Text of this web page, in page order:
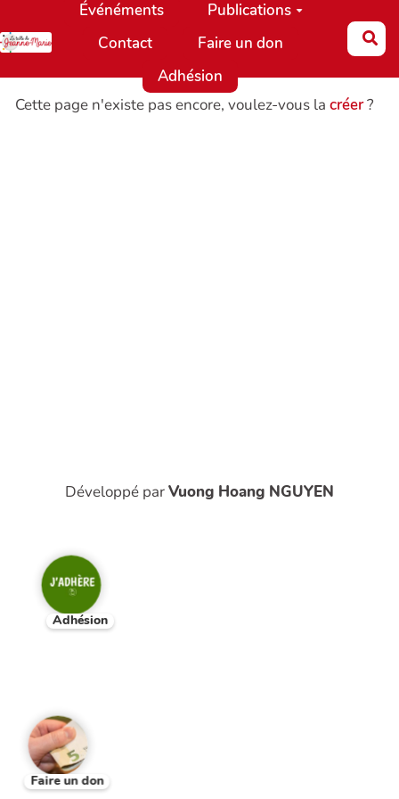
Aller au contenu principal
Événéments
Publications
Contact
Faire un don
Adhésion
Cette page n'existe pas encore, voulez-vous la créer?
Développé parVuong Hoang NGUYEN
Adhésion
Faire un don